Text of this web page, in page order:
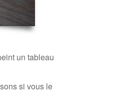
un tableau
si vous le